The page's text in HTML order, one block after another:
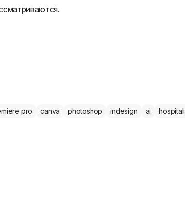
pro canva photoshop indesign ai